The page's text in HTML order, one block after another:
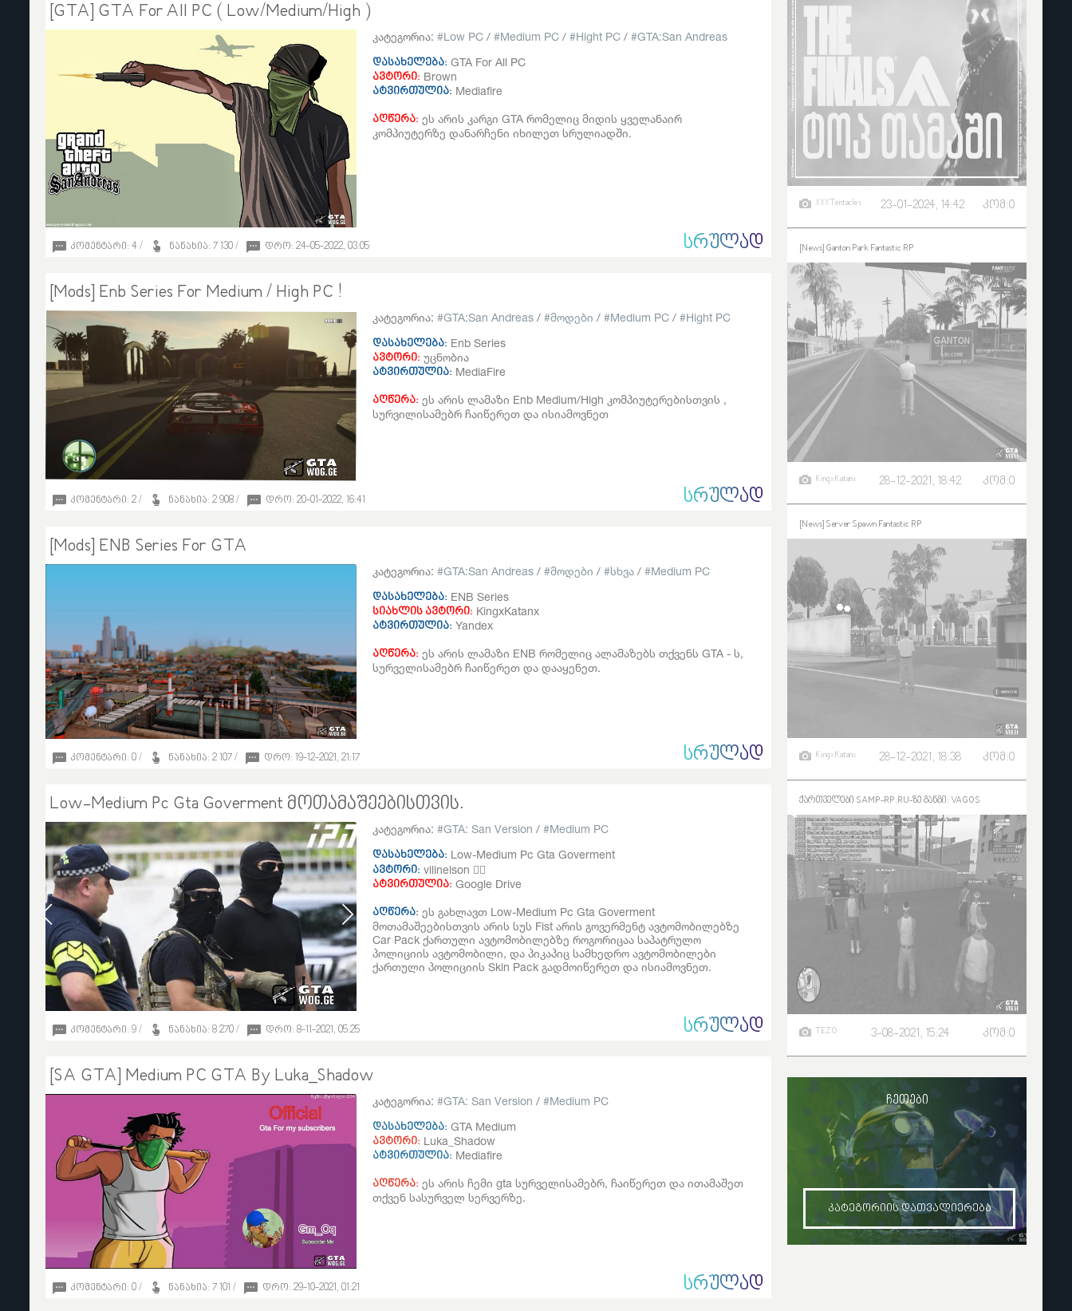
[GTA] GTA For All PC ( Low/Medium/High )
კატეგორია: Low PC / Medium PC / Hight PC /
GTA:San Andreas
დასახელება: GTA For All PC
ავტორი: Brown
ატვირთულია: Mediafire
აღწერა: ეს არის კარგი GTA რომელიც მიდის ყველანაირ
კომპიუტერზე დანარჩენი იხილეთ სრულიადში.
კომენტარი: 4 / ნანახია: 7 130 / დრო: 24-05-2022, 03:05 ᲡᲠᲣᲚᲐᲓ
[Mods] Enb Series For Medium / High PC !
კატეგორია: GTA:San Andreas / მოდები / Medium PC /
Hight PC
დასახელება: Enb Series
ავტორი: უცნობია
ატვირთულია: MediaFire
აღწერა: ეს არის ლამაზი Enb Medium/High კომპიუტერებისთვის ,
სურვილისამებრ ჩაიწერეთ და ისიამოვნეთ
კომენტარი: 2 / ნანახია: 2 908 / დრო: 20-01-2022, 16:41 ᲡᲠᲣᲚᲐᲓ
[Mods] ENB Series For GTA
კატეგორია: GTA:San Andreas / მოდები / სხვა /
Medium PC
დასახელება: ENB Series
სიახლის ავტორი: KingxKatanx
ატვირთულია: Yandex
აღწერა: ეს არის ლამაზი ENB რომელიც ალამაზებს თქვენს GTA - ს,
სურველისამებრ ჩაიწერეთ და დააყენეთ.
კომენტარი: 0 / ნანახია: 2 107 / დრო: 19-12-2021, 21:17 ᲡᲠᲣᲚᲐᲓ
Low-Medium Pc Gta Goverment მოთამაშეებისთვის.
კატეგორია: GTA: San Version /
Medium PC
დასახელება: Low-Medium Pc Gta Goverment
ავტორი: vilinelson 👮‍♂️
ატვირთულია: Google Drive
აღწერა: ეს გახლავთ Low-Medium Pc Gta Goverment
მოთამაშეებისთვის არის სუს Fist არის გოვერმენტ ავტომობილებზე
Car Pack ქართული ავტომობილებზე როგორიცაა საპატრულო
პოლიციის ავტომობილი, და პიკაპიც სამხედრო ავტომობილები
ქართული პოლიციის Skin Pack გადმოიწერეთ და ისიამოვნეთ.
კომენტარი: 9 / ნანახია: 8 270 / დრო: 8-11-2021, 05:25 ᲡᲠᲣᲚᲐᲓ
[SA GTA] Medium PC GTA By Luka_Shadow
LUKALUKAOBOLASHVIL
კატეგორია: GTA: San Version /
Medium PC
დასახელება: GTA Medium
ავტორი: Luka_Shadow
ატვირთულია: Mediafire
აღწერა: ეს არის ჩემი gta სურველისამებრ, ჩაიწერეთ და ითამაშეთ
თქვენ სასურველ სერვერზე.
კომენტარი: 0 / ნანახია: 7 101 / დრო: 29-10-2021, 01:21 ᲡᲠᲣᲚᲐᲓ
XXXTentacles 23-01-2024, 14:42 კომ:0
[News] Ganton Park Fantastic RP
KingxKatanx 28-12-2021, 18:42 კომ:0
[News] Server Spawn Fantastic RP
KingxKatanx 28-12-2021, 18:38 კომ:0
ქართველები SAMP-RP.RU-ზე განგი: VAGOS
TEZO 3-08-2021, 15:24 კომ:0
ᲩᲔᲗᲔᲑᲘ
ᲙᲐᲢᲔᲒᲝᲠᲘᲘᲡ ᲓᲐᲗᲕᲐᲚᲘᲔᲠᲔᲑᲐ